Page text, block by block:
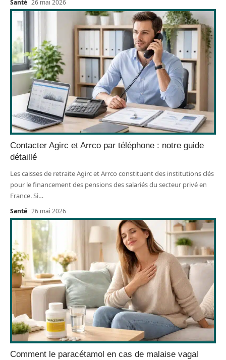
Santé 26 mai 2026
Contacter Agirc et Arrco par téléphone : notre guide
détaillé
Les caisses de retraite Agirc et Arrco constituent des institutions clés
pour le financement des pensions des salariés du secteur privé en
France. Si…
Santé 26 mai 2026
Comment le paracétamol en cas de malaise vagal